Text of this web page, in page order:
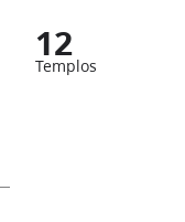
12
Templos